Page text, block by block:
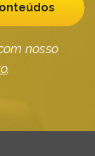
nosso
.